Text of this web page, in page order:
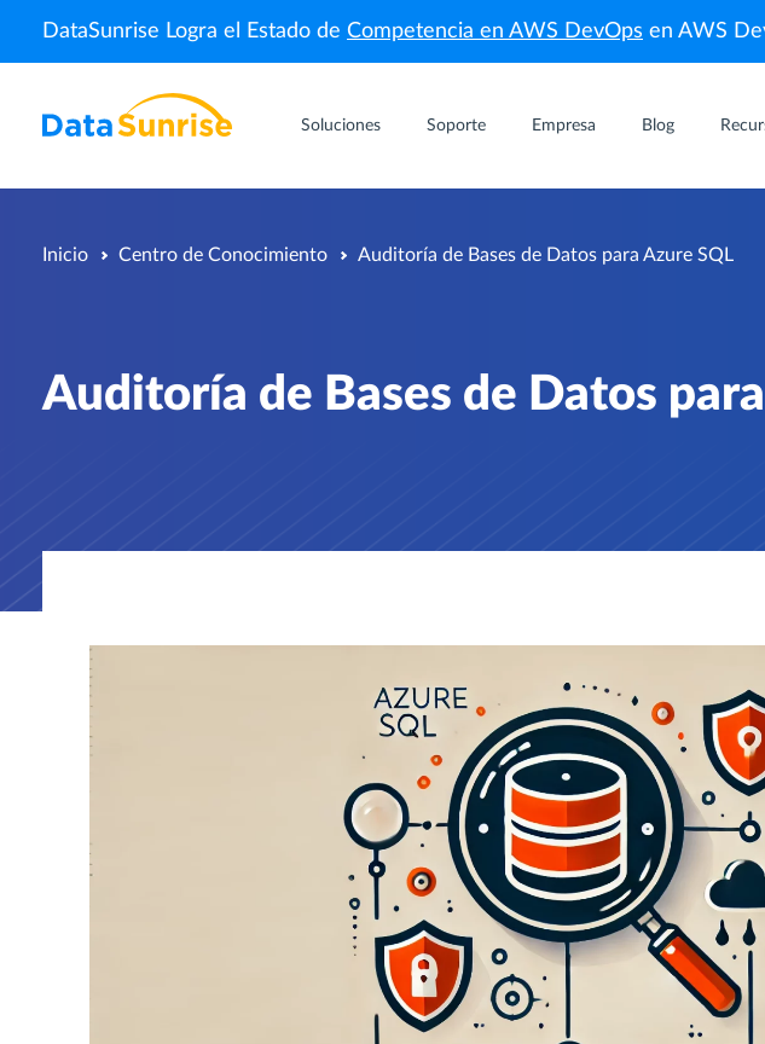
DataSunrise Logra el Estado de Competencia en AWS DevOps en AWS
Soluciones Soporte Empresa Blog
Inicio Centro de Conocimiento Auditoría de Bases de Datos para Azure SQL
Auditoría de Bases de Datos